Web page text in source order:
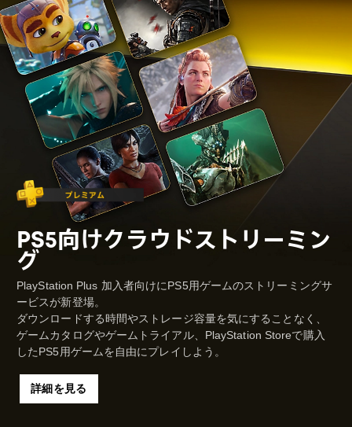
PS5向けクラウドストリーミン
グ
PlayStation Plus 加入者向けにPS5用ゲームのストリーミングサ
ービスが新登場。
ダウンロードする時間やストレージ容量を気にすることなく、
ゲームカタログやゲームトライアル、PlayStation Storeで購入
したPS5用ゲームを自由にプレイしよう。
詳細を見る